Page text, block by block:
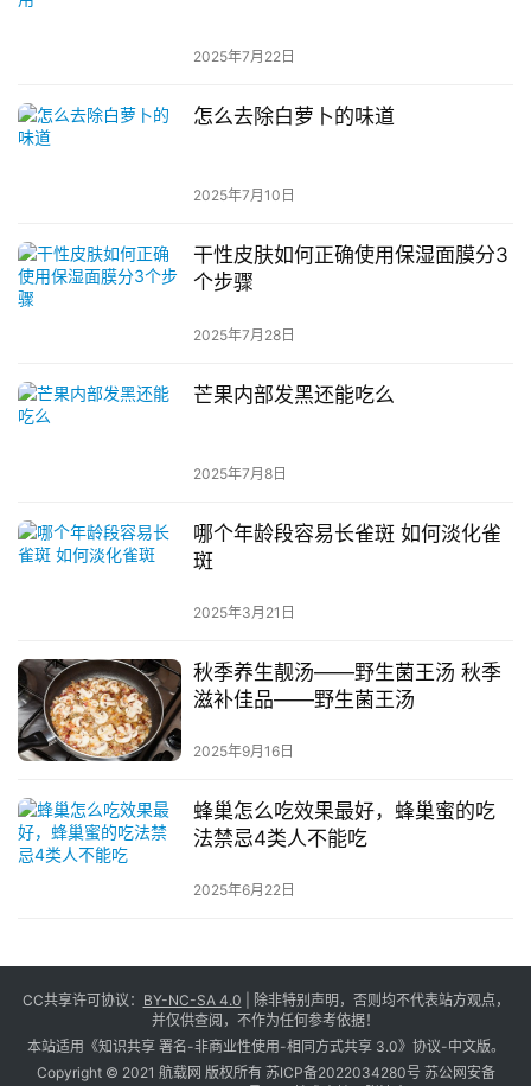
2025年7月22日
怎么去除白萝卜的味道
2025年7月10日
干性皮肤如何正确使用保湿面膜分3
个步骤
2025年7月28日
芒果内部发黑还能吃么
2025年7月8日
哪个年龄段容易长雀斑 如何淡化雀
斑
2025年3月21日
秋季养生靓汤——野生菌王汤 秋季
滋补佳品——野生菌王汤
2025年9月16日
蜂巢怎么吃效果最好，蜂巢蜜的吃
法禁忌4类人不能吃
2025年6月22日
CC共享许可协议： BY-NC-SA 4.0 | 除非特别声明，否则均不代表站方观点，
并仅供查阅，不作为任何参考依据！
本站适用《知识共享 署名-非商业性使用-相同方式共享 3.0》协议-中文版。
Copyright © 2021 航载网 版权所有 苏ICP备2022034280号 苏公网安备